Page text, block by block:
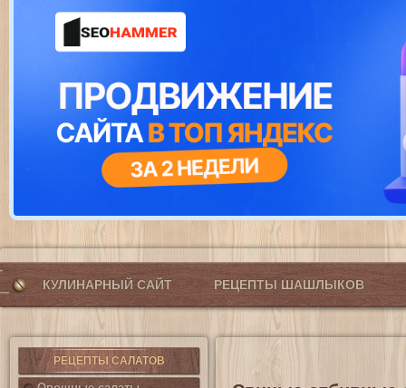
КУЛИНАРНЫЙ САЙТ РЕЦЕПТЫ ШАШЛЫКОВ
РЕЦЕПТЫ САЛАТОВ